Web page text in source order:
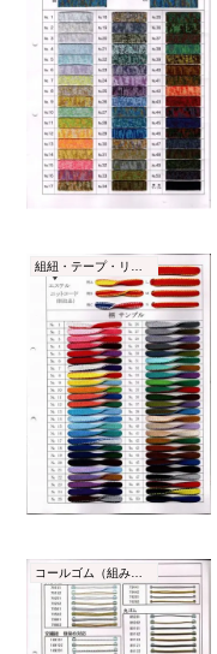
組紐・テープ・リボン
コールゴム（組みゴム）とは